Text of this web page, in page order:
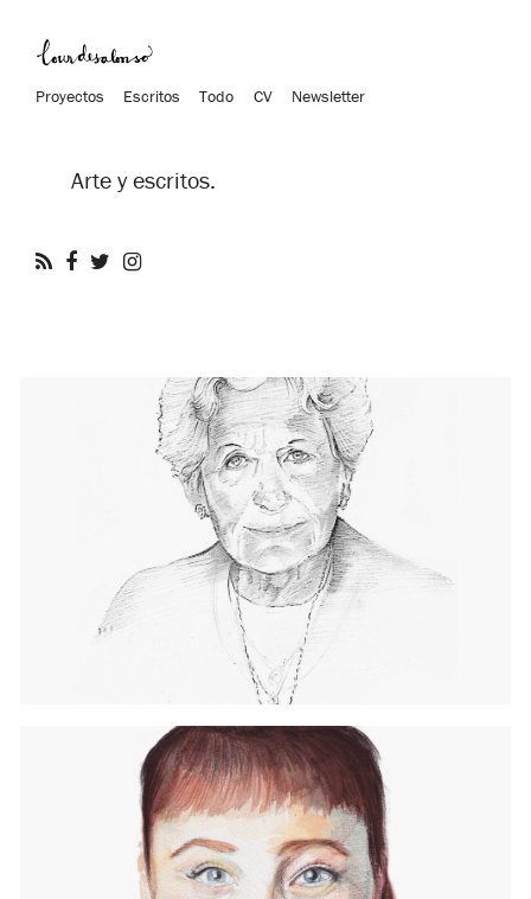
Proyectos Escritos Todo CV Newsletter
Arte y escritos.